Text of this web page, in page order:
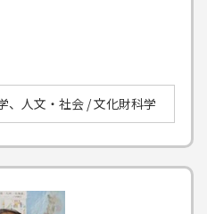
、人文・社会 / 文化財科学